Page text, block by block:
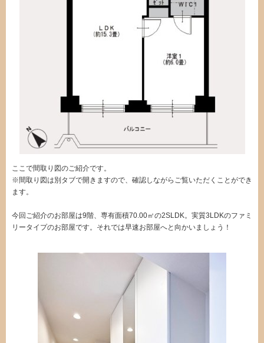
ここで間取り図のご紹介です。
※間取り図は別タブで開きますので、確認しながらご覧いただくことができ
ます。
今回ご紹介のお部屋は9階、専有面積70.00㎡の2SLDK。実質3LDKのファミ
リータイプのお部屋です。それでは早速お部屋へと向かいましょう！